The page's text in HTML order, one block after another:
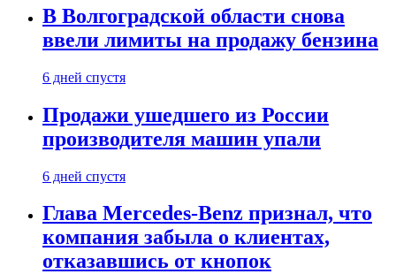
В Волгоградской области снова
ввели лимиты на продажу бензина
6 дней спустя
Продажи ушедшего из России
производителя машин упали
6 дней спустя
Глава Mercedes-Benz признал, что
компания забыла о клиентах,
отказавшись от кнопок